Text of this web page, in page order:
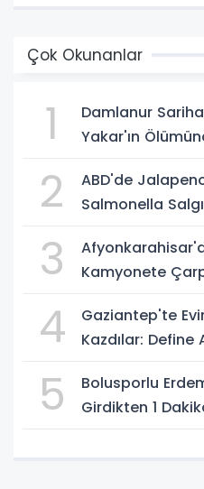
Çok Okunanlar
1
Damlanur
Yakar'ın
2
ABD'de
Salmonella
3
Kamyonete
4
Gaziantep'te
Kazdılar:
5
Bolusporlu
Girdikten 1